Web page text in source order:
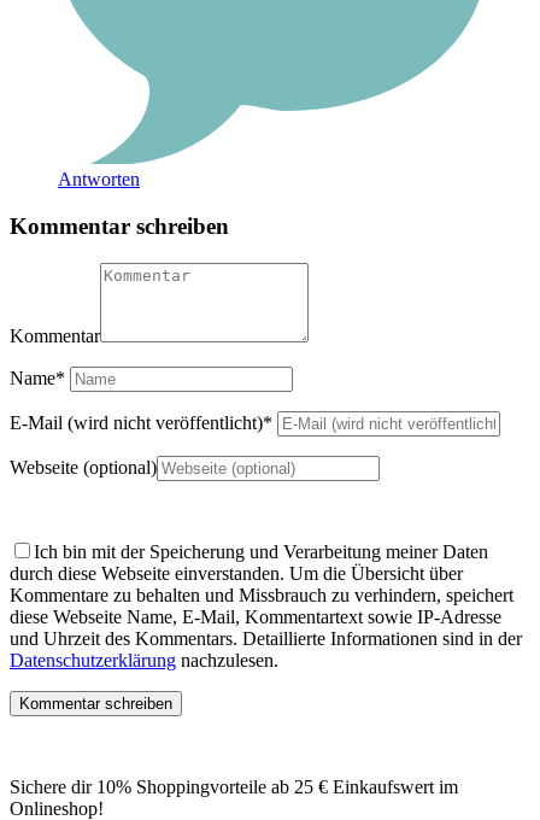
Antworten
Kommentar schreiben
Kommentar
Name*
E-Mail (wird nicht veröffentlicht)*
Webseite (optional)
Ich bin mit der Speicherung und Verarbeitung meiner Daten
durch diese Webseite einverstanden. Um die Übersicht über
Kommentare zu behalten und Missbrauch zu verhindern, speichert
diese Webseite Name, E-Mail, Kommentartext sowie IP-Adresse
und Uhrzeit des Kommentars. Detaillierte Informationen sind in der
Datenschutzerklärung nachzulesen.
Sichere dir 10% Shoppingvorteile ab 25 € Einkaufswert im
Onlineshop!